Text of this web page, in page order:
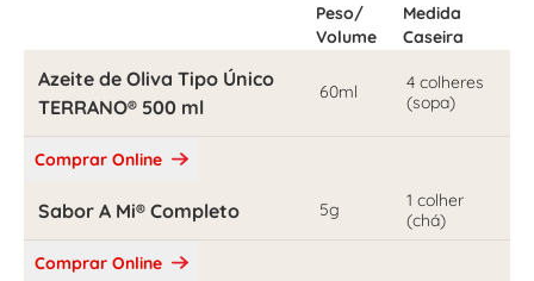
Peso/
Volume
Medida
Caseira
Azeite de Oliva Tipo Único
TERRANO® 500 ml
60ml
4 colheres
(sopa)
Comprar Online
Sabor A Mi® Completo 5g
1 colher
(chá)
Comprar Online